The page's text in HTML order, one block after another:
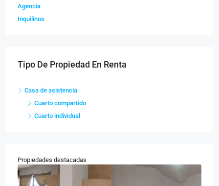
Agencia
Inquilinos
Tipo De Propiedad En Renta
Casa de asistencia
Cuarto compartido
Cuarto individual
Propiedades destacadas